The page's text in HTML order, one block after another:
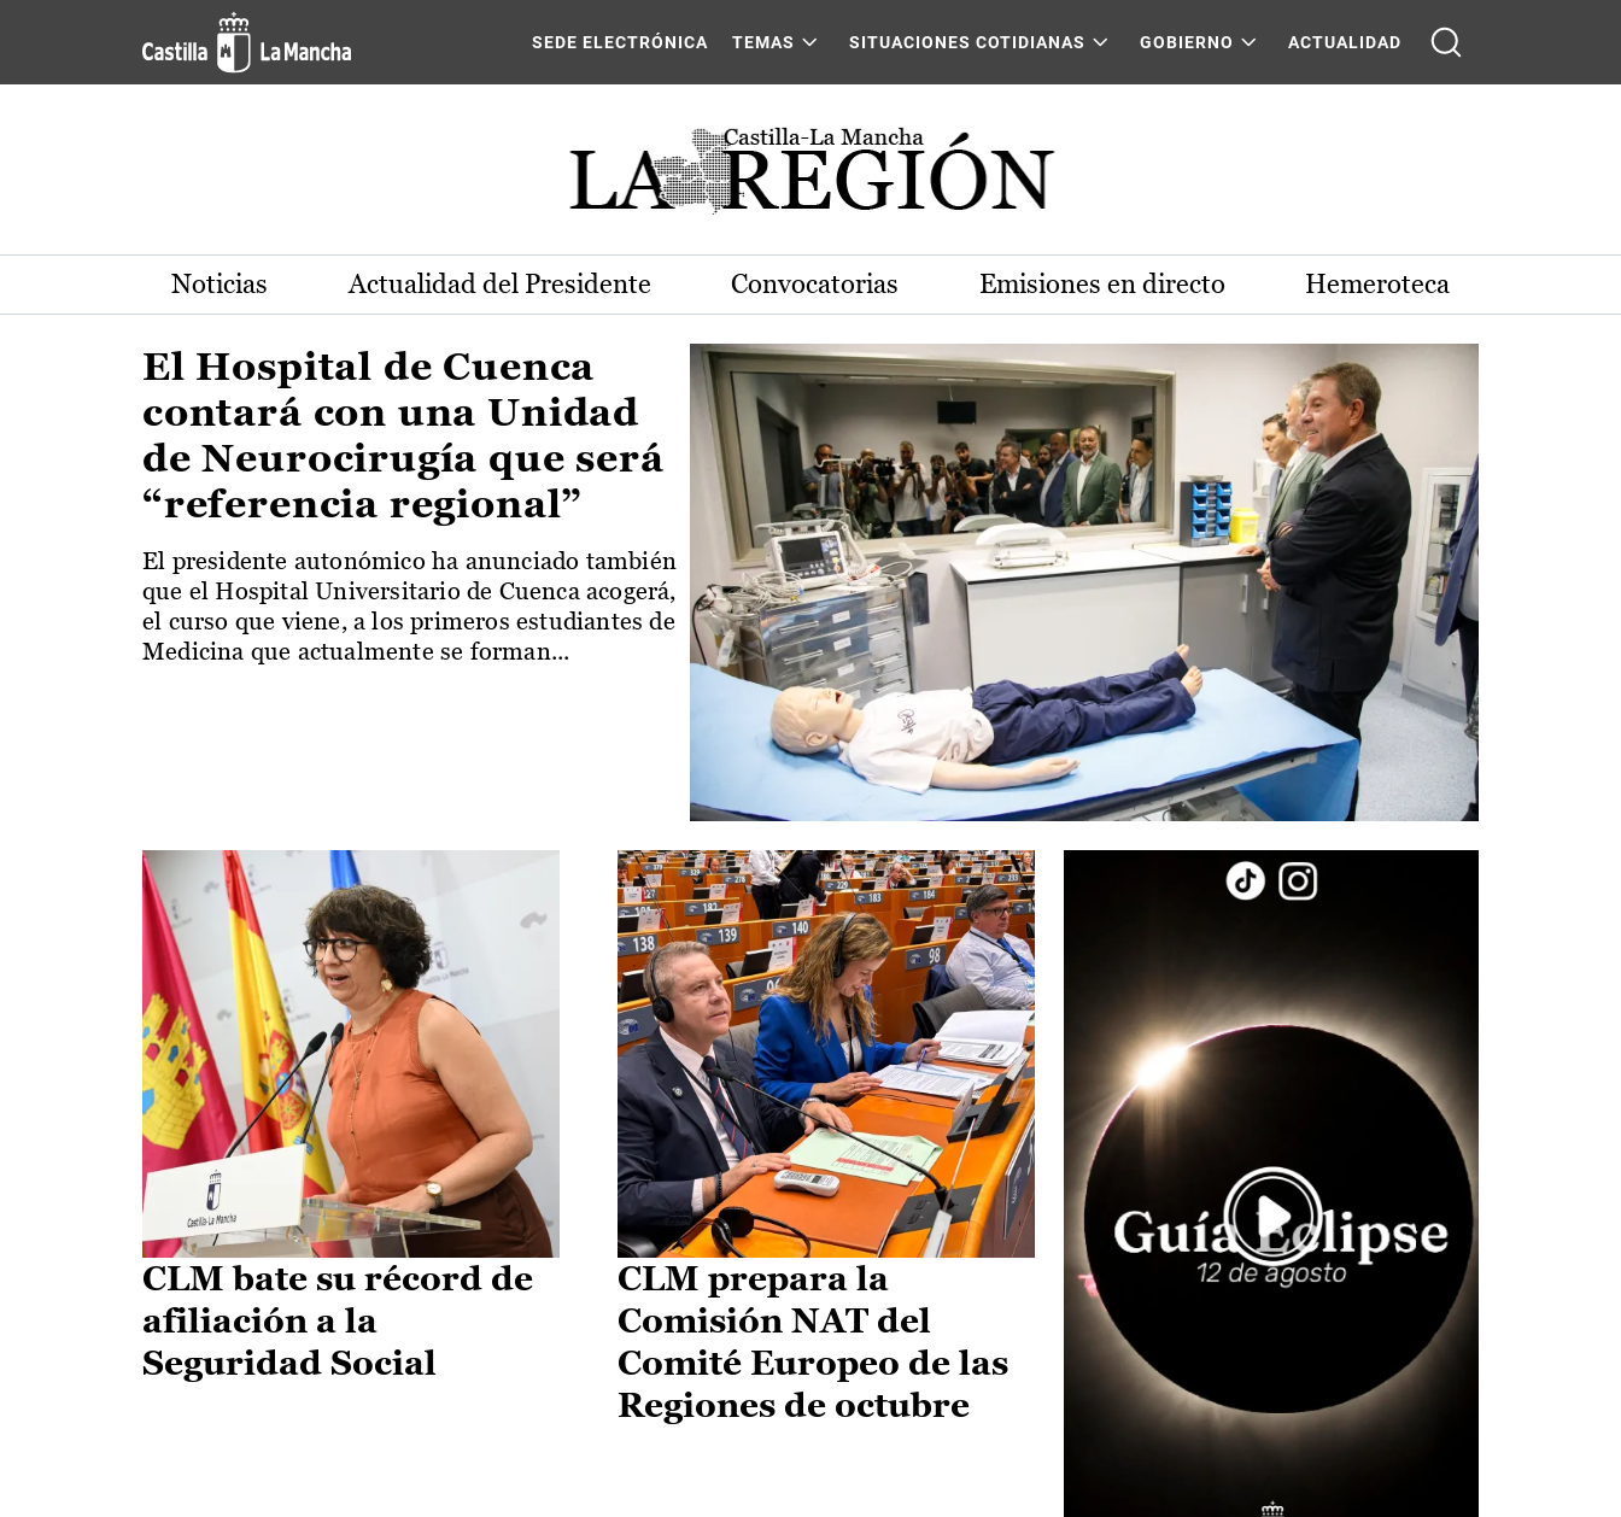
Pasar al contenido principal
Actualidad de la región de Castilla-La Mancha
SEDE ELECTRÓNICA TEMAS SITUACIONES COTIDIANAS GOBIERNO ACTUALIDAD
Noticias Actualidad del Presidente Convocatorias Emisiones en directo Hemeroteca
El Hospital de Cuenca
contará con una Unidad
de Neurocirugía que será
“referencia regional”
El presidente autonómico ha anunciado también
que el Hospital Universitario de Cuenca acogerá,
el curso que viene, a los primeros estudiantes de
Medicina que actualmente se forman...
CLM bate su récord de
afiliación a la
Seguridad Social
CLM prepara la
Comisión NAT del
Comité Europeo de las
Regiones de octubre